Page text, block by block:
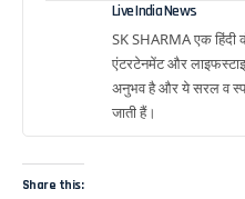
Live India News
SK SHARMA एक हिंदी
एंटरटेनमेंट और
अनुभव है और ये सरल व
जाती हैं।
Share this: